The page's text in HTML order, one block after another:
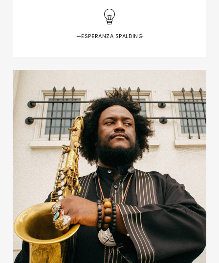
—ESPERANZA SPALDING